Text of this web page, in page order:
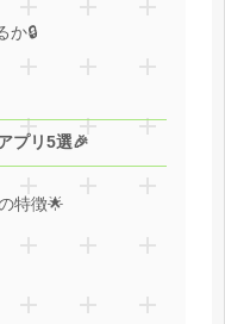
か🔒
プリ5選🎉
特徴🌟